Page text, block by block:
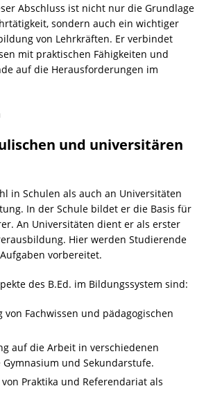
Abschluss ist nicht nur die Grundlage
sondern auch ein wichtiger
von Lehrkräften. Er verbindet
mit praktischen Fähigkeiten und
auf die Herausforderungen im
und universitären
in Schulen als auch an Universitäten
In der Schule bildet er die Basis für
An Universitäten dient er als erster
Hier werden Studierende
vorbereitet.
des B.Ed. im Bildungssystem sind:
von Fachwissen und pädagogischen
auf die Arbeit in verschiedenen
und Sekundarstufe.
Praktika und Referendariat als